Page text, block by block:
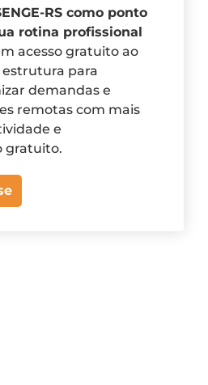
RS como ponto
rotina profissional
acesso gratuito ao
para
demandas e
remotas com mais
e
gratuito.